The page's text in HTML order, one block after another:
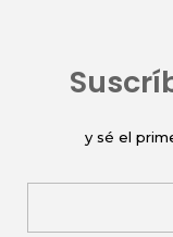
y sé el